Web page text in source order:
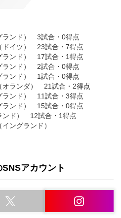
ンド） 3試合・0得点
イツ） 23試合・7得点
ンド） 17試合・1得点
ンド） 2試合・0得点
ンド） 1試合・0得点
ランダ） 21試合・2得点
ンド） 11試合・3得点
ンド） 15試合・0得点
ド） 12試合・1得点
ングランド）
アカウント